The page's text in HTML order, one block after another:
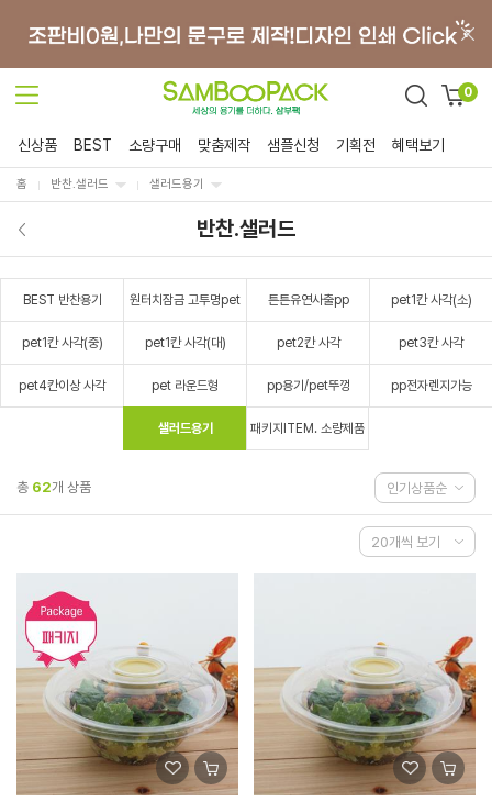
0
신상품 BEST 소량구매 맞춤제작 샘플신청 기획전 혜택보기
홈 반찬.샐러드 샐러드용기
반찬.샐러드
BEST 반찬용기 원터치잠금 고투명pet 튼튼유연사출pp pet1칸 사각(소)
pet1칸 사각(중) pet1칸 사각(대) pet2칸 사각 pet3칸 사각
pet4칸이상 사각 pet 라운드형 pp용기/pet뚜껑 pp전자렌지가능
샐러드용기 패키지ITEM. 소량제품
총 62개 상품